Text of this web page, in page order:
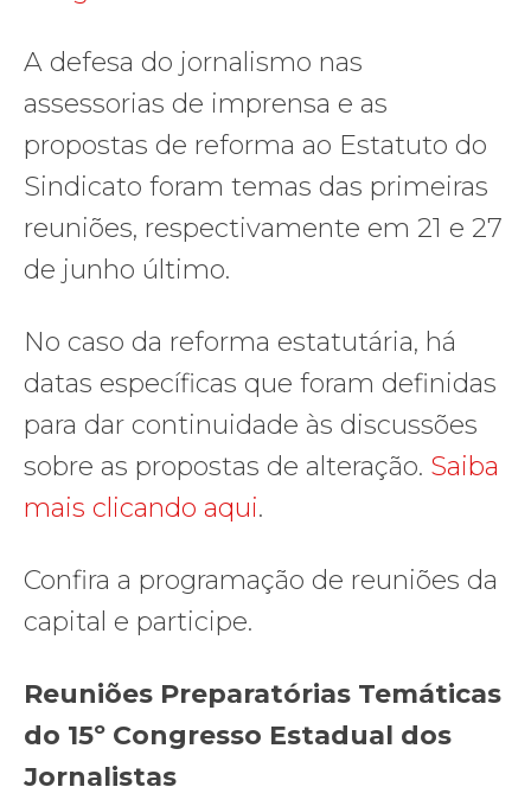
A defesa do jornalismo nas
assessorias de imprensa e as
propostas de reforma ao Estatuto do
Sindicato foram temas das primeiras
reuniões, respectivamente em 21 e 27
de junho último.
No caso da reforma estatutária, há
datas específicas que foram definidas
para dar continuidade às discussões
sobre as propostas de alteração. Saiba
mais clicando aqui.
Confira a programação de reuniões da
capital e participe.
Reuniões Preparatórias Temáticas
do 15º Congresso Estadual dos
Jornalistas